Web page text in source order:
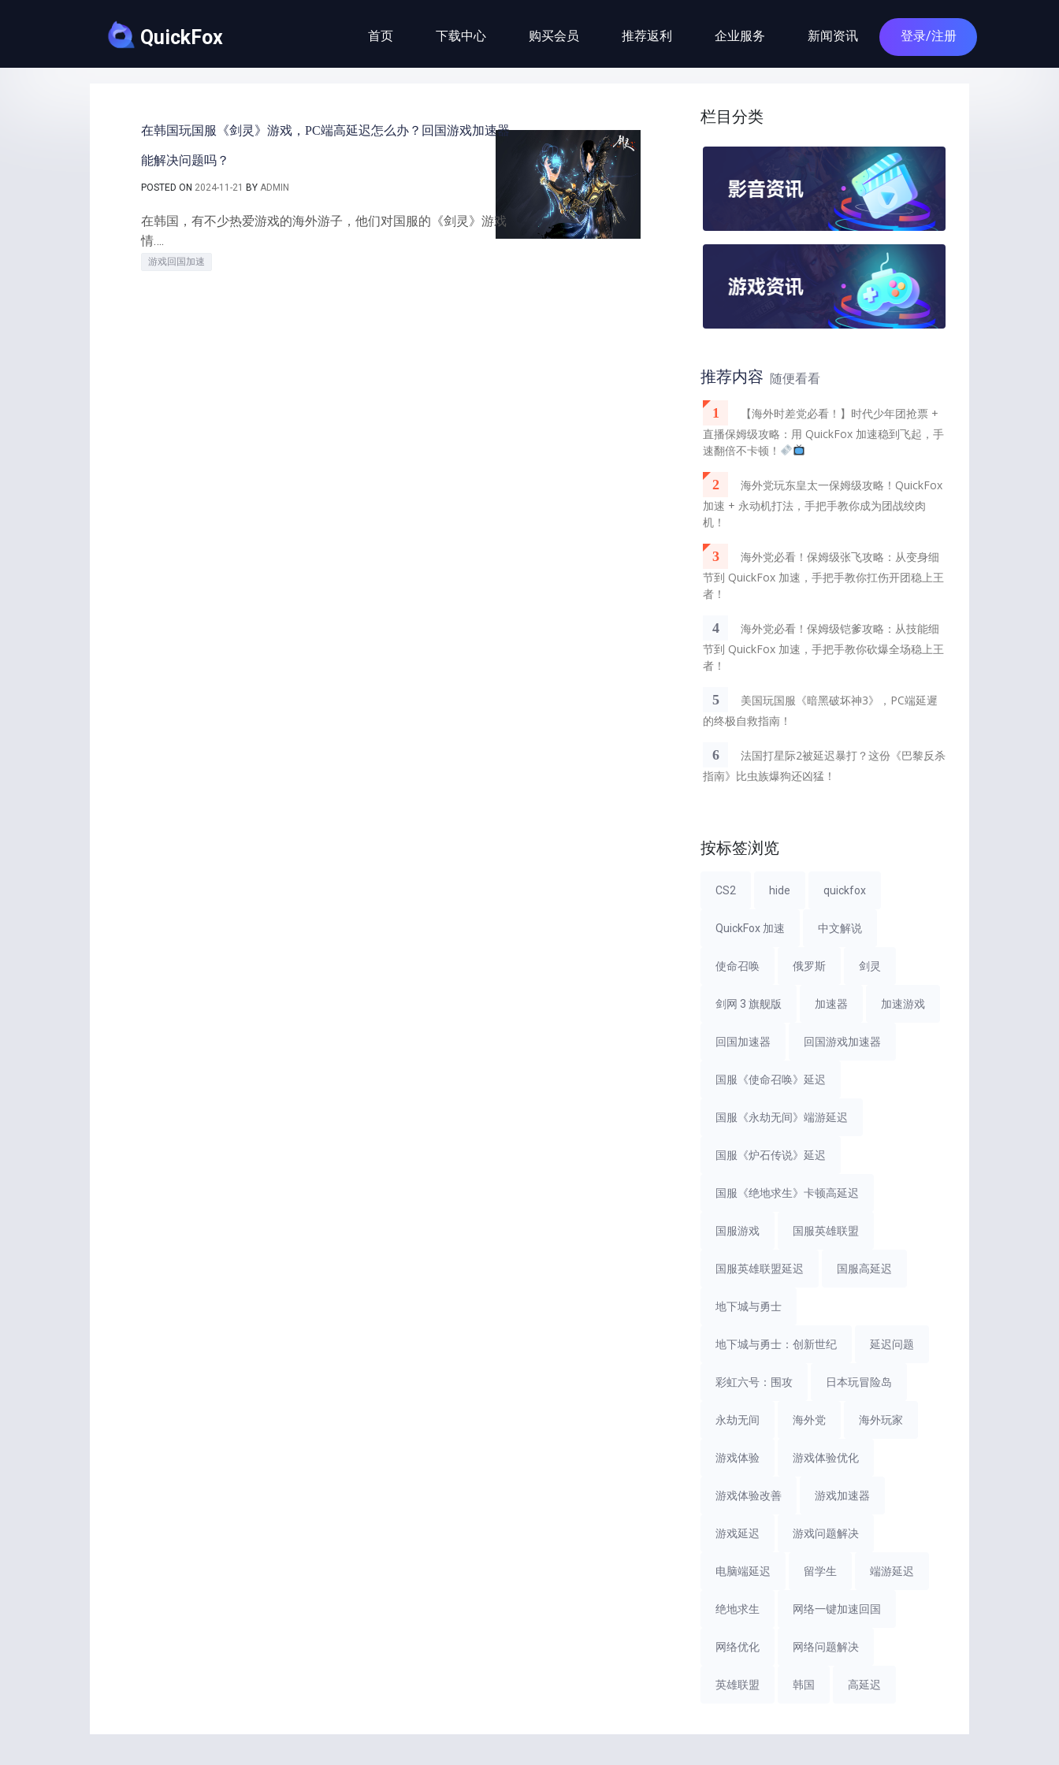
QuickFox 首页 下载中心 购买会员 推荐返利 企业服务 新闻资讯 登录/注册
游戏回国加速
在韩国玩国服《剑灵》游戏，PC端高延迟怎么办？回国游戏加速器
能解决问题吗？
POSTED ON 2024-11-21 BY ADMIN
在韩国，有不少热爱游戏的海外游子，他们对国服的《剑灵》游戏
情….
栏目分类
推荐内容 随便看看
1
【海外时差党必看！】时代少年团抢票 +
直播保姆级攻略：用 QuickFox 加速稳到飞起，手
速翻倍不卡顿！
2
海外党玩东皇太一保姆级攻略！QuickFox
加速 + 永动机打法，手把手教你成为团战绞肉
机！
3
海外党必看！保姆级张飞攻略：从变身细
节到 QuickFox 加速，手把手教你扛伤开团稳上王
者！
4
海外党必看！保姆级铠爹攻略：从技能细
节到 QuickFox 加速，手把手教你砍爆全场稳上王
者！
5
美国玩国服《暗黑破坏神3》，PC端延遲
的终极自救指南！
6
法国打星际2被延迟暴打？这份《巴黎反杀
指南》比虫族爆狗还凶猛！
按标签浏览
CS2 hide quickfox
QuickFox 加速 中文解说
使命召唤 俄罗斯 剑灵
剑网 3 旗舰版 加速器 加速游戏
回国加速器 回国游戏加速器
国服《使命召唤》延迟
国服《永劫无间》端游延迟
国服《炉石传说》延迟
国服《绝地求生》卡顿高延迟
国服游戏 国服英雄联盟
国服英雄联盟延迟 国服高延迟
地下城与勇士
地下城与勇士：创新世纪 延迟问题
彩虹六号：围攻 日本玩冒险岛
永劫无间 海外党 海外玩家
游戏体验 游戏体验优化
游戏体验改善 游戏加速器
游戏延迟 游戏问题解决
电脑端延迟 留学生 端游延迟
绝地求生 网络一键加速回国
网络优化 网络问题解决
英雄联盟 韩国 高延迟